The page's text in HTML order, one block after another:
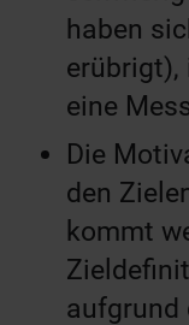
haben
erübrigt),
eine
Die
den
kommt
aufgrund